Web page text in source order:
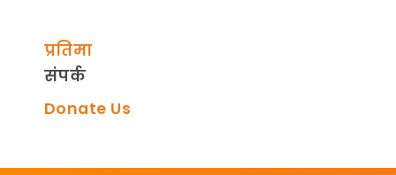
प्रतिमा
संपर्क
Donate Us